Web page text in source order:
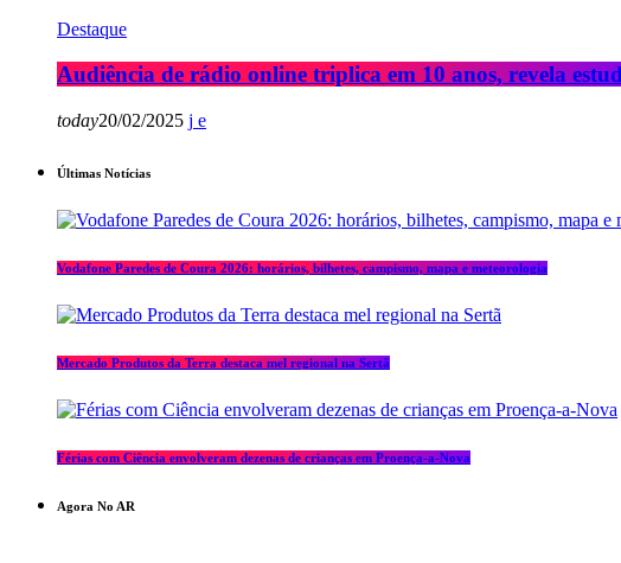
Destaque
Audiência de rádio online triplica em 10 anos, revela
today20/02/2025
Últimas Notícias
Vodafone Paredes de Coura 2026: horários, bilhetes, campismo, mapa e meteorologia
Mercado Produtos da Terra destaca mel regional na Sertã
Férias com Ciência envolveram dezenas de crianças em Proença-a-Nova
Agora No AR